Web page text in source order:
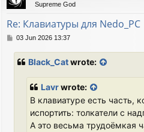
Supreme God
Re: Клавиатуры для Nedo_PC
P03 Jun 2026 13:37
Black_Catwrote:
Lavrwrote:
В клавиатуре есть часть,
испортить: толкатели с
А это весьма трудоёмкая